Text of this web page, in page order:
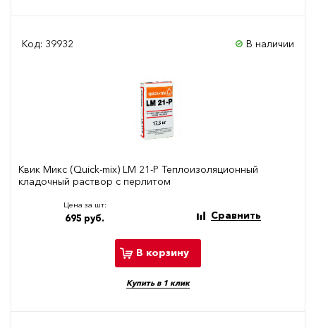
Код: 39932 В наличии
Квик Микс (Quick-mix) LM 21-P Теплоизоляционный
кладочный раствор с перлитом
Цена за шт:
695 руб. Сравнить
В корзину
Купить в 1 клик